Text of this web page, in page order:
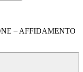
– AFFIDAMENTO